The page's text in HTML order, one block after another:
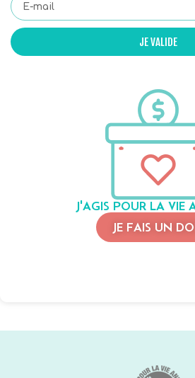
JE VALIDE
J'AGIS POUR LA VIE
JE FAIS UN